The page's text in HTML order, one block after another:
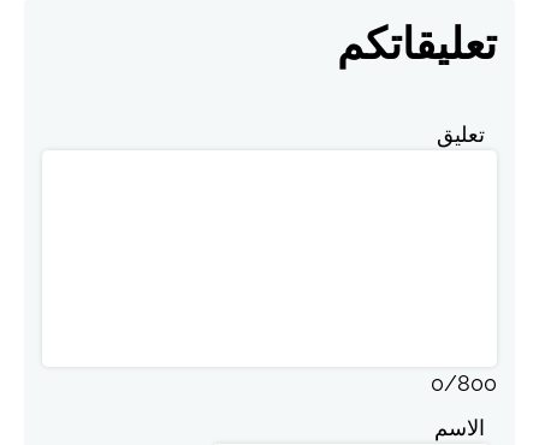
تعليقاتكم
تعليق
0/800
الاسم